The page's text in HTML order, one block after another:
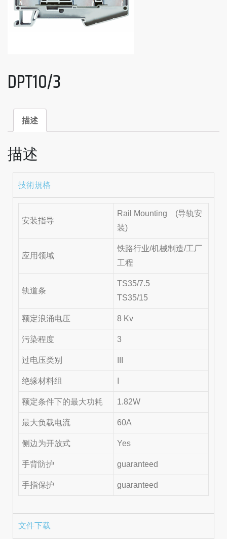
DPT10/3
描述
描述
技術規格
安装指导
Rail Mounting (导轨安
装)
应用领域
铁路行业/机械制造/工厂
工程
轨道条
TS35/7.5
TS35/15
额定浪涌电压 8 Kv
污染程度 3
过电压类别
绝缘材料组
额定条件下的最大功耗 1.82W
最大负载电流 60A
侧边为开放式 Yes
手背防护 guaranteed
手指保护 guaranteed
文件下载